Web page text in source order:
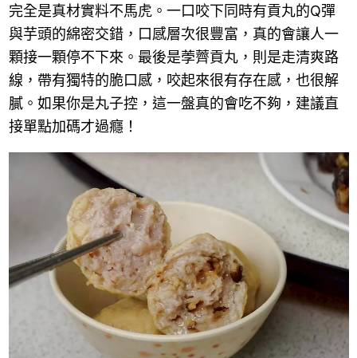
完全是真材實料不馬虎。一口咬下同時有貢丸的Q彈
與芋頭的綿密交錯，口感層次很豐富，真的會讓人一
顆接一顆停不下來。最後是荸薺貢丸，則是走清爽路
線，帶有獨特的脆口感，咬起來很有存在感，也很解
膩。如果你是丸子控，這一盤真的會吃不夠，建議直
接單點加碼才過癮！